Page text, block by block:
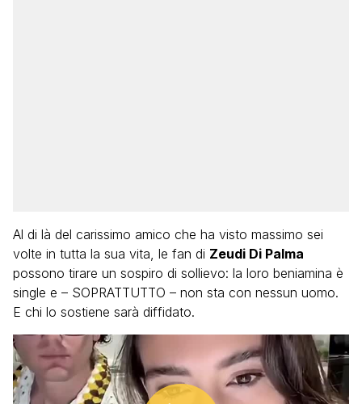
Al di là del carissimo amico che ha visto massimo sei
volte in tutta la sua vita, le fan di Zeudi Di Palma
possono tirare un sospiro di sollievo: la loro beniamina è
single e – SOPRATTUTTO – non sta con nessun uomo.
E chi lo sostiene sarà diffidato.